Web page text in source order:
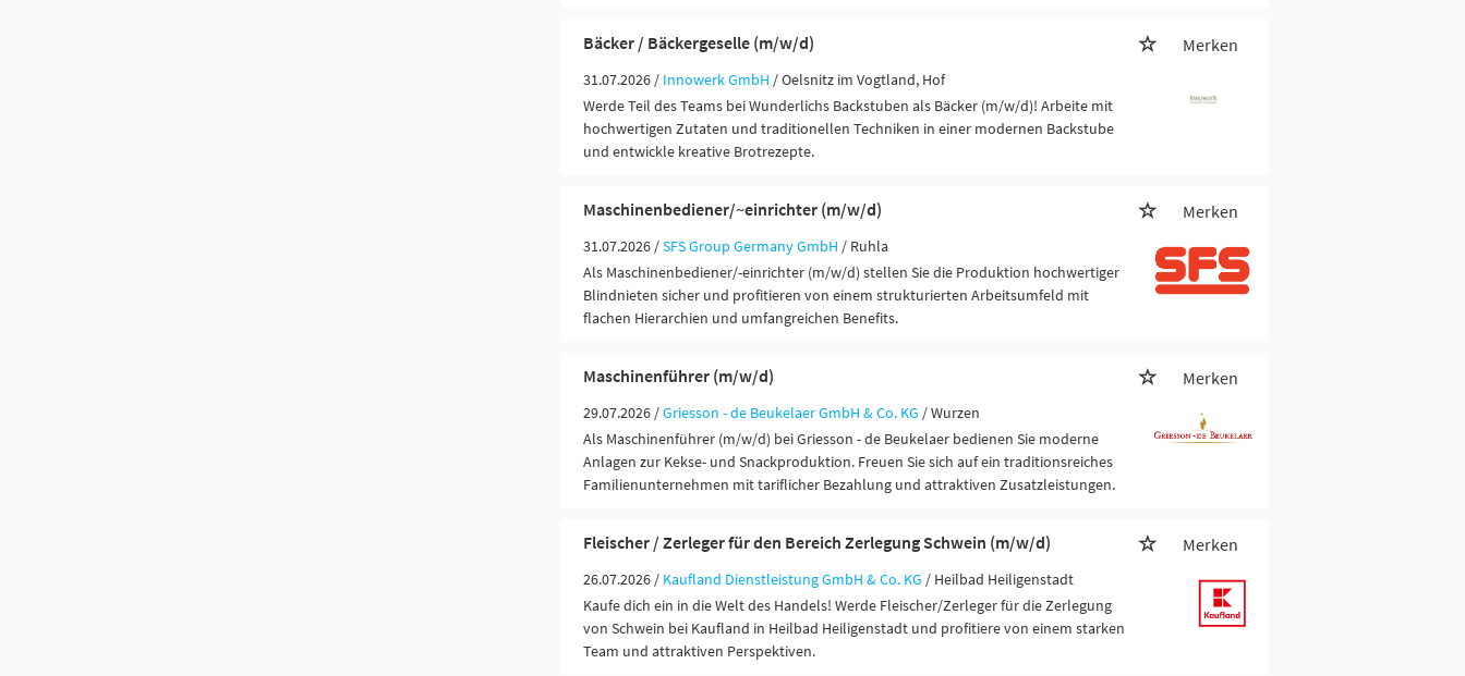
Bäcker / Bäckergeselle (m/w/d) Merken
31.07.2026 / Innowerk GmbH / Oelsnitz im Vogtland, Hof
Werde Teil des Teams bei Wunderlichs Backstuben als Bäcker (m/w/d)! Arbeite mit
hochwertigen Zutaten und traditionellen Techniken in einer modernen Backstube
und entwickle kreative Brotrezepte.
Maschinenbediener/~einrichter (m/w/d) Merken
31.07.2026 /SFS Group Germany GmbH / Ruhla
Als Maschinenbediener/-einrichter (m/w/d) stellen Sie die Produktion hochwertiger
Blindnieten sicher und profitieren von einem strukturierten Arbeitsumfeld mit
flachen Hierarchien und umfangreichen Benefits.
Maschinenführer (m/w/d) Merken
29.07.2026 /Griesson - de Beukelaer GmbH & Co. KG / Wurzen
Als Maschinenführer (m/w/d) bei Griesson - de Beukelaer bedienen Sie moderne
Anlagen zur Kekse- und Snackproduktion. Freuen Sie sich auf ein traditionsreiches
Familienunternehmen mit tariflicher Bezahlung und attraktiven Zusatzleistungen.
Fleischer / Zerleger für den Bereich Zerlegung Schwein (m/w/d) Merken
26.07.2026 / Kaufland Dienstleistung GmbH & Co. KG / Heilbad Heiligenstadt
Kaufe dich ein in die Welt des Handels! Werde Fleischer/Zerleger für die Zerlegung
von Schwein bei Kaufland in Heilbad Heiligenstadt und profitiere von einem starken
Team und attraktiven Perspektiven.